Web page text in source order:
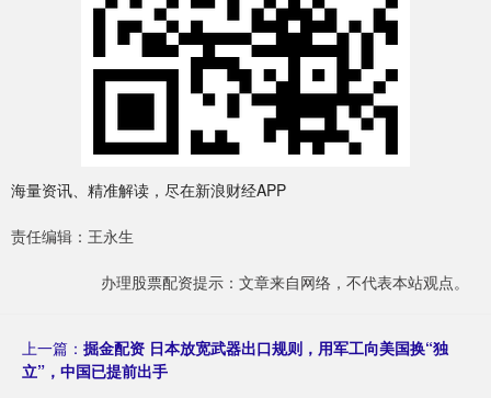
海量资讯、精准解读，尽在新浪财经APP
责任编辑：王永生
办理股票配资提示：文章来自网络，不代表本站观点。
上一篇： 掘金配资 日本放宽武器出口规则，用军工向美国换“独
立”，中国已提前出手